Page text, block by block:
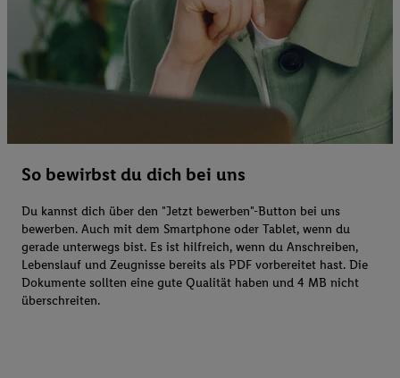
So bewirbst du dich bei uns
Du kannst dich über den "Jetzt bewerben"-Button bei uns
bewerben. Auch mit dem Smartphone oder Tablet, wenn du
gerade unterwegs bist. Es ist hilfreich, wenn du Anschreiben,
Lebenslauf und Zeugnisse bereits als PDF vorbereitet hast. Die
Dokumente sollten eine gute Qualität haben und 4 MB nicht
überschreiten.